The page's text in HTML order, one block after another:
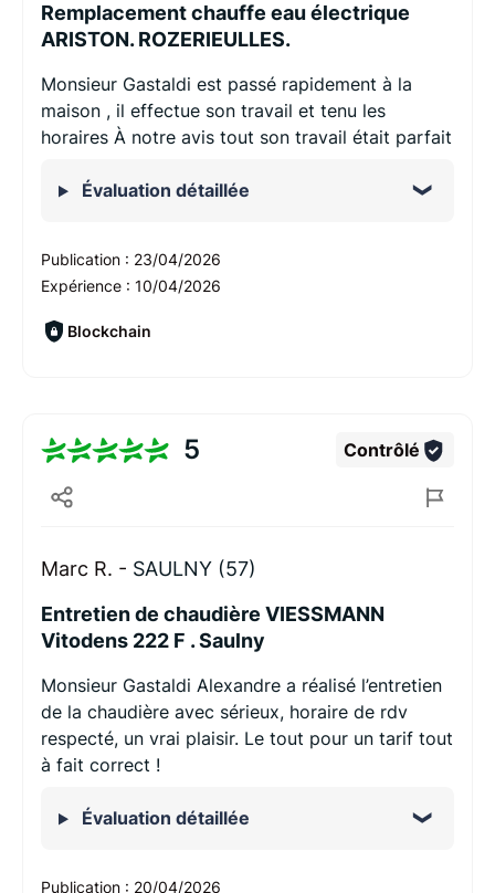
Remplacement chauffe eau électrique
ARISTON. ROZERIEULLES.
Monsieur Gastaldi est passé rapidement à la
maison , il effectue son travail et tenu les
horaires À notre avis tout son travail était parfait
Évaluation détaillée
Publication : 23/04/2026
Expérience : 10/04/2026
Blockchain
5 Contrôlé
Marc R. - SAULNY (57)
Entretien de chaudière VIESSMANN
Vitodens 222 F . Saulny
Monsieur Gastaldi Alexandre a réalisé l’entretien
de la chaudière avec sérieux, horaire de rdv
respecté, un vrai plaisir. Le tout pour un tarif tout
à fait correct !
Évaluation détaillée
Publication : 20/04/2026